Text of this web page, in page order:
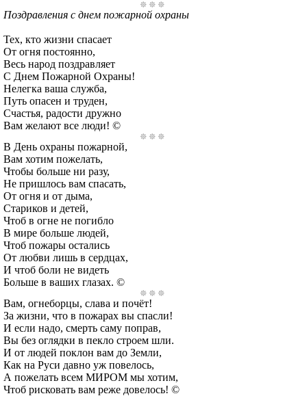
Поздравления с днем пожарной охраны
Тех, кто жизни спасает
От огня постоянно,
Весь народ поздравляет
С Днем Пожарной Охраны!
Нелегка ваша служба,
Путь опасен и труден,
Счастья, радости дружно
Вам желают все люди! ©
В День охраны пожарной,
Вам хотим пожелать,
Чтобы больше ни разу,
Не пришлось вам спасать,
От огня и от дыма,
Стариков и детей,
Чтоб в огне не погибло
В мире больше людей,
Чтоб пожары остались
От любви лишь в сердцах,
И чтоб боли не видеть
Больше в ваших глазах. ©
Вам, огнеборцы, слава и почёт!
За жизни, что в пожарах вы спасли!
И если надо, смерть саму поправ,
Вы без оглядки в пекло строем шли.
И от людей поклон вам до Земли,
Как на Руси давно уж повелось,
А пожелать всем МИРОМ мы хотим,
Чтоб рисковать вам реже довелось! ©